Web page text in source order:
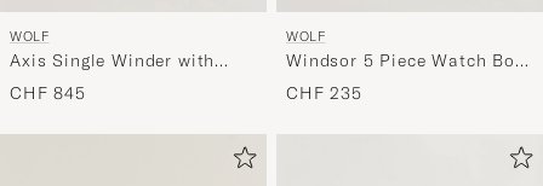
WOLF
Axis Single Winder with
Storage Copper
CHF 845
WOLF
Windsor 5 Piece Watch Box
Black Purple
CHF 235